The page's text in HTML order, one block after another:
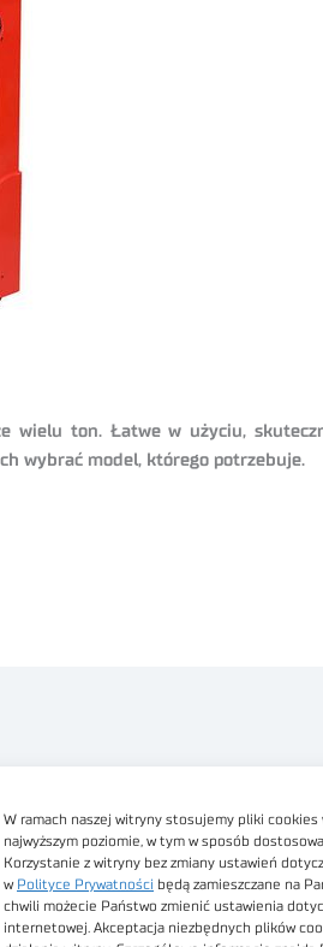
W ramach naszej witryny stosujemy pliki cookies
najwyższym poziomie, w tym w sposób
Korzystanie z witryny bez zmiany ustawień
w Polityce Prywatności będą zamieszczane na
chwili możecie Państwo zmienić ustawienia
internetowej. Akceptacja niezbędnych plików
wielu ton. Łatwe w użyciu,
wybrać model, którego potrzebuje.
Dostępność cyfrowa
Regulamin Portalu
Regulamin sklepu